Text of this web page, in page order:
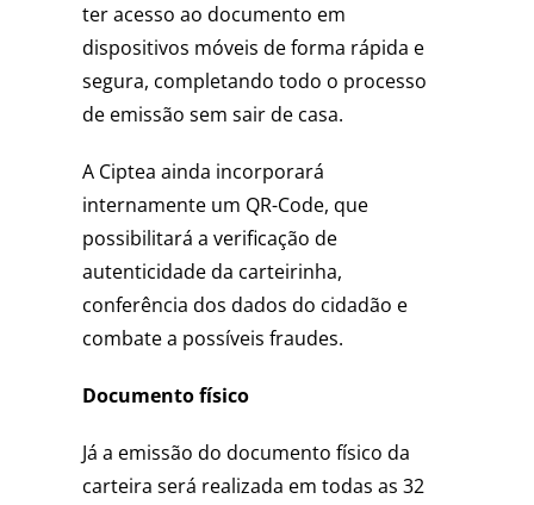
ter acesso ao documento em
dispositivos móveis de forma rápida e
segura, completando todo o processo
de emissão sem sair de casa.
A Ciptea ainda incorporará
internamente um QR-Code, que
possibilitará a verificação de
autenticidade da carteirinha,
conferência dos dados do cidadão e
combate a possíveis fraudes.
Documento físico
Já a emissão do documento físico da
carteira será realizada em todas as 32